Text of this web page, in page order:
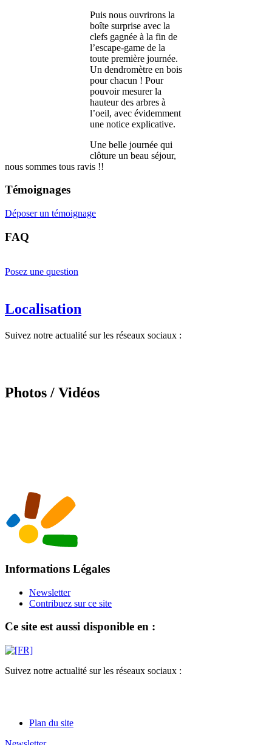
Puis nous ouvrirons la
boîte surprise avec la
clefs gagnée à la fin de
l’escape-game de la
toute première journée.
Un dendromètre en bois
pour chacun ! Pour
pouvoir mesurer la
hauteur des arbres à
l’oeil, avec évidemment
une notice explicative.
Une belle journée qui
clôture un beau séjour,
nous sommes tous ravis !!
Témoignages
Déposer un témoignage
FAQ
Posez une question
Localisation
Suivez notre actualité sur les réseaux sociaux :
Photos / Vidéos
Informations Légales
Newsletter
Contribuez sur ce site
Ce site est aussi disponible en :
Suivez notre actualité sur les réseaux sociaux :
Plan du site